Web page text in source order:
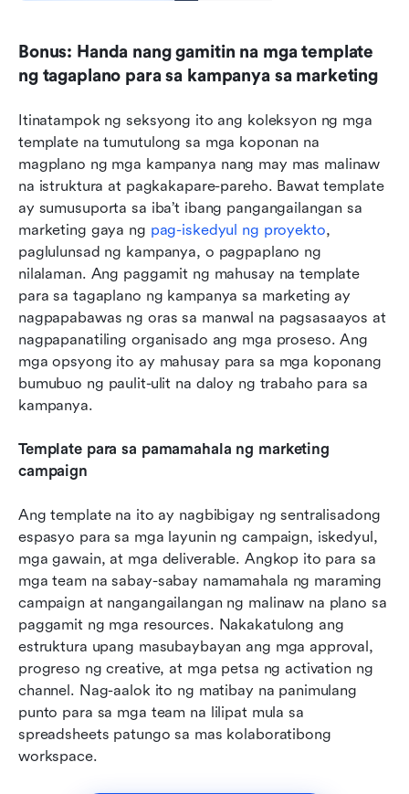
Bonus: Handa nang gamitin na mga template
ng tagaplano para sa kampanya sa marketing
Itinatampok ng seksyong ito ang koleksyon ng mga
template na tumutulong sa mga koponan na
magplano ng mga kampanya nang may mas malinaw
na istruktura at pagkakapare-pareho. Bawat template
ay sumusuporta sa iba’t ibang pangangailangan sa
marketing gaya ng pag-iskedyul ng proyekto,
paglulunsad ng kampanya, o pagpaplano ng
nilalaman. Ang paggamit ng mahusay na template
para sa tagaplano ng kampanya sa marketing ay
nagpapabawas ng oras sa manwal na pagsasaayos at
nagpapanatiling organisado ang mga proseso. Ang
mga opsyong ito ay mahusay para sa mga koponang
bumubuo ng paulit-ulit na daloy ng trabaho para sa
kampanya.
Template para sa pamamahala ng marketing
campaign
Ang template na ito ay nagbibigay ng sentralisadong
espasyo para sa mga layunin ng campaign, iskedyul,
mga gawain, at mga deliverable. Angkop ito para sa
mga team na sabay-sabay namamahala ng maraming
campaign at nangangailangan ng malinaw na plano sa
paggamit ng mga resources. Nakakatulong ang
estruktura upang masubaybayan ang mga approval,
progreso ng creative, at mga petsa ng activation ng
channel. Nag-aalok ito ng matibay na panimulang
punto para sa mga team na lilipat mula sa
spreadsheets patungo sa mas kolaboratibong
workspace.